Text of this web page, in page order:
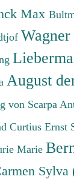
Max
August
von Scarpa
Curtius Ernst
Marie